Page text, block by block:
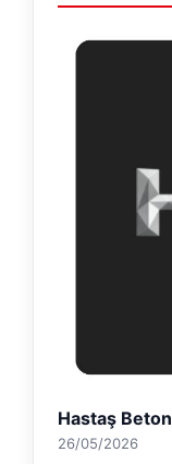
Hastaş Beton
26/05/2026